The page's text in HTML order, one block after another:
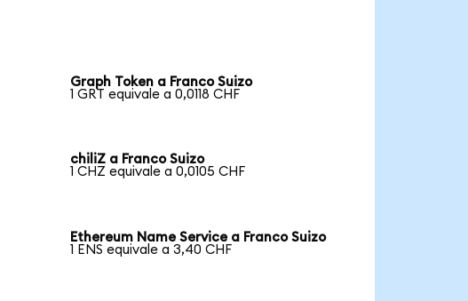
Graph Token a Franco Suizo
1 GRT equivale a 0,0118 CHF
chiliZ a Franco Suizo
1 CHZ equivale a 0,0105 CHF
Ethereum Name Service a Franco Suizo
1 ENS equivale a 3,40 CHF